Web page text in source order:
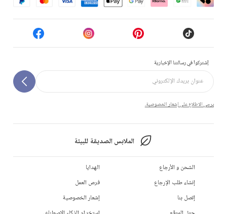
إشتركوا في رسالتنا الإخبارية
يرجى الاطلاع على إشعار الخصوصية.
الملابس الصديقة للبيئة
الشحن و الأرجاع
إنشاء طلب الإرجاع
إتصل بنا
الهدايا
فرص العمل
إشعار الخصوصية